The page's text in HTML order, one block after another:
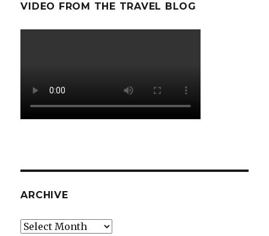
VIDEO FROM THE TRAVEL BLOG
ARCHIVE
Archive